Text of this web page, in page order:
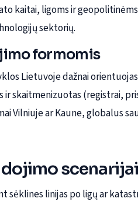
kaitai, ligoms ir
sektorių.
formomis
Lietuvoje dažnai
skaitmenizuotas (registrai,
Vilniuje ar Kaune, globalus
scenarijai
sėklines linijas po ligų ar